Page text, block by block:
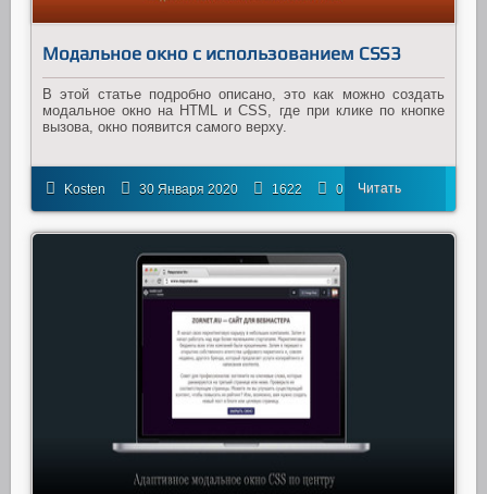
Модальное окно с использованием CSS3
В этой статье подробно описано, это как можно создать
модальное окно на HTML и CSS, где при клике по кнопке
вызова, окно появится самого верху.
Kosten 30 Января 2020 1622 0 Читать
далее